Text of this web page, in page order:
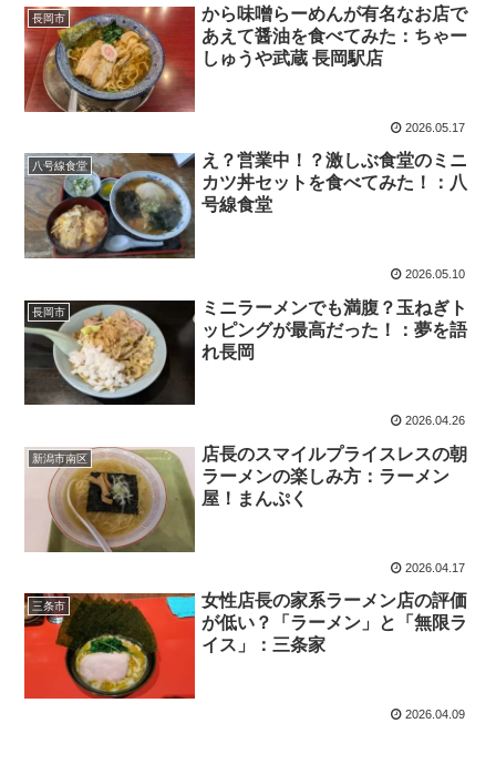
長岡市
から味噌らーめんが有名なお店で
あえて醤油を食べてみた：ちゃー
しゅうや武蔵 長岡駅店
2026.05.17
八号線食堂
え？営業中！？激しぶ食堂のミニ
カツ丼セットを食べてみた！：八
号線食堂
2026.05.10
長岡市
ミニラーメンでも満腹？玉ねぎト
ッピングが最高だった！：夢を語
れ長岡
2026.04.26
新潟市南区
店長のスマイルプライスレスの朝
ラーメンの楽しみ方：ラーメン
屋！まんぷく
2026.04.17
三条市
女性店長の家系ラーメン店の評価
が低い？「ラーメン」と「無限ラ
イス」：三条家
2026.04.09